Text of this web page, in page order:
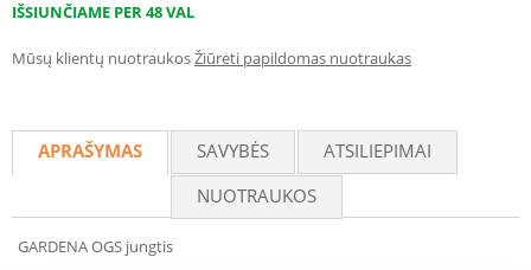
IŠSIUNČIAME PER 48 VAL
Mūsų klientų nuotraukosŽiūrėti papildomas nuotraukas
APRAŠYMAS SAVYBĖS
ATSILIEPIMAI
NUOTRAUKOS
GARDENA OGS jungtis